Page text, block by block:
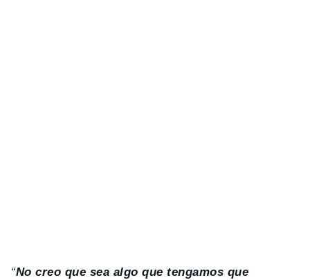
“No creo que sea algo que tengamos que